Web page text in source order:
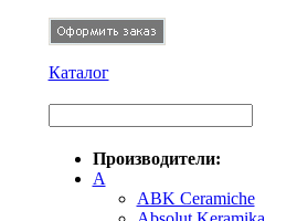
Каталог
Производители:
A
ABK Ceramiche